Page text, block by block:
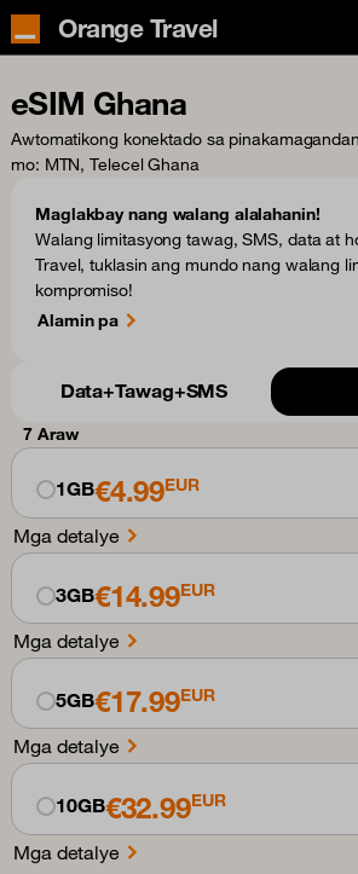
Orange Travel
eSIM Ghana
Awtomatikong konektado sa
mo: MTN, Telecel Ghana
Maglakbay nang walang alalahanin!
Walang limitasyong tawag, SMS, data at
Travel, tuklasin ang mundo nang walang
kompromiso!
Alamin pa
Data+Tawag+SMS
7 Araw
1GB€4.99EUR
Mga detalye
3GB€14.99EUR
Mga detalye
5GB€17.99EUR
Mga detalye
10GB€32.99EUR
Mga detalye